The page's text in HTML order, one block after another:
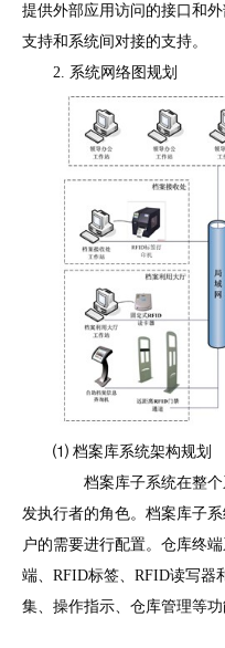
提供外部应用访问的接口和
支持和系统间对接的支持。
2. 系统网络图规划
⑴ 档案库系统架构规划
档案库子系统在整个
发执行者的角色。档案库子
户的需要进行配置。仓库终
端、RFID标签、RFID读写器
集、操作指示、仓库管理等